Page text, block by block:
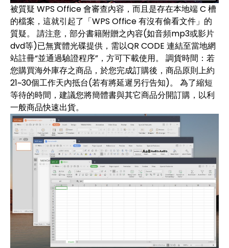
被質疑 WPS Office 會審查內容，而且是存在本地端 C 槽
的檔案，這就引起了「WPS Office 有沒有偷看文件」的
質疑。 請注意，部分書籍附贈之內容(如音頻mp3或影片
dvd等)已無實體光碟提供，需以QR CODE 連結至當地網
站註冊“並通過驗證程序”，方可下載使用。 調貨時間：若
您購買海外庫存之商品，於您完成訂購後，商品原則上約
21~30個工作天內抵台(若有將延遲另行告知)。 為了縮短
等待的時間，建議您將簡體書與其它商品分開訂購，以利
一般商品快速出貨。